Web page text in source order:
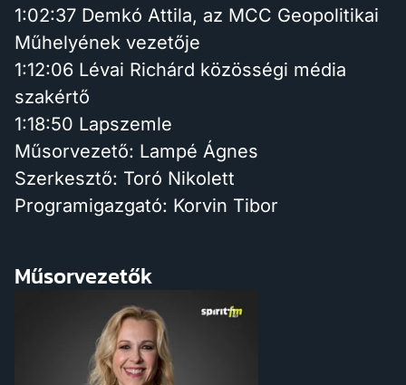
1:02:37 Demkó Attila, az MCC Geopolitikai
Műhelyének vezetője
1:12:06 Lévai Richárd közösségi média
szakértő
1:18:50 Lapszemle
Műsorvezető: Lampé Ágnes
Szerkesztő: Toró Nikolett
Programigazgató: Korvin Tibor
Műsorvezetők